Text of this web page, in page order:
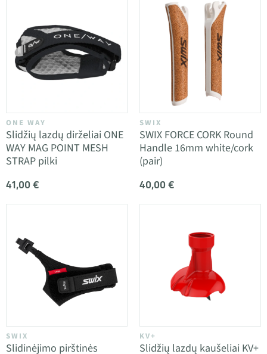
ONE WAY
Slidžių lazdų dirželiai ONE
WAY MAG POINT MESH
STRAP pilki
41,00 €
SWIX
SWIX FORCE CORK Round
Handle 16mm white/cork
(pair)
40,00 €
SWIX
Slidinėjimo pirštinės
KV+
Slidžių lazdų kaušeliai KV+